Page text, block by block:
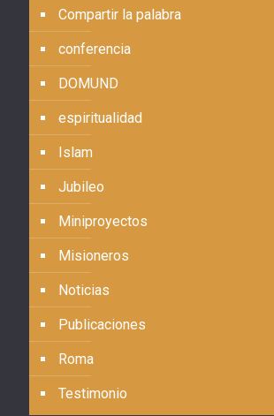
Compartir la palabra
conferencia
DOMUND
espiritualidad
Islam
Jubileo
Miniproyectos
Misioneros
Noticias
Publicaciones
Roma
Testimonio